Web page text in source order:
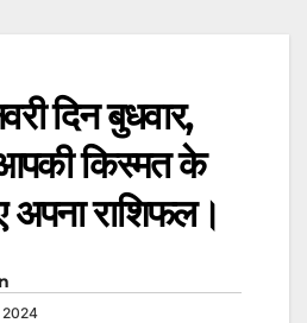
दिन बुधवार,
किस्मत के
अपना राशिफल।